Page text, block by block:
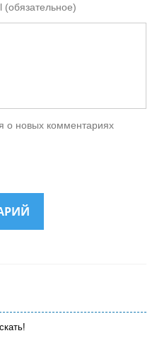
(обязательное)
о новых комментариях